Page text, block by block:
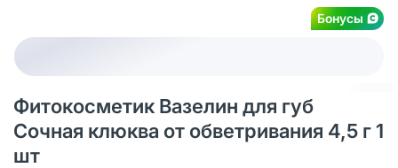
Бонусы
Фитокосметик Вазелин для губ
Сочная клюква от обветривания 4,5 г 1
шт